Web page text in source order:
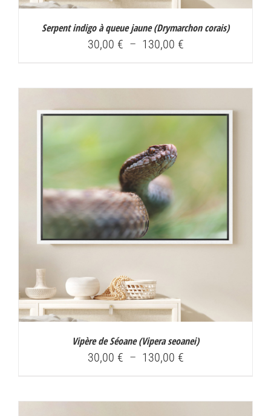
Serpent indigo à queue jaune (Drymarchon corais)
30,00 € – 130,00 €Plage
à
130,00 €
Vipère de Séoane (Vipera seoanei)
30,00 € – 130,00 €Plage